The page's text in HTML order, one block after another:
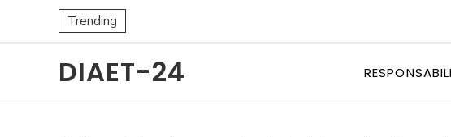
Trending
DIAET-24